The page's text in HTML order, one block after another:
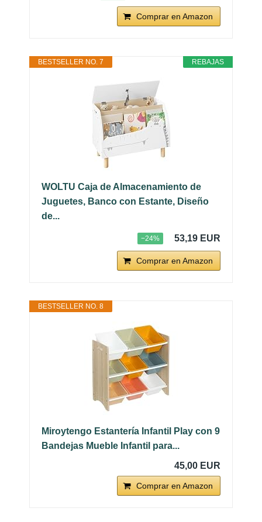
Comprar en Amazon
REBAJAS
BESTSELLER NO. 7
WOLTU Caja de Almacenamiento de
Juguetes, Banco con Estante, Diseño
de...
−24% 53,19 EUR
Comprar en Amazon
BESTSELLER NO. 8
Miroytengo Estantería Infantil Play con 9
Bandejas Mueble Infantil para...
45,00 EUR
Comprar en Amazon